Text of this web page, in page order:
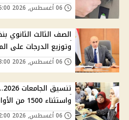
وتوزيع الدرجات على
واستثناء 1500 من الأوائل من التوزيع الجغرافي